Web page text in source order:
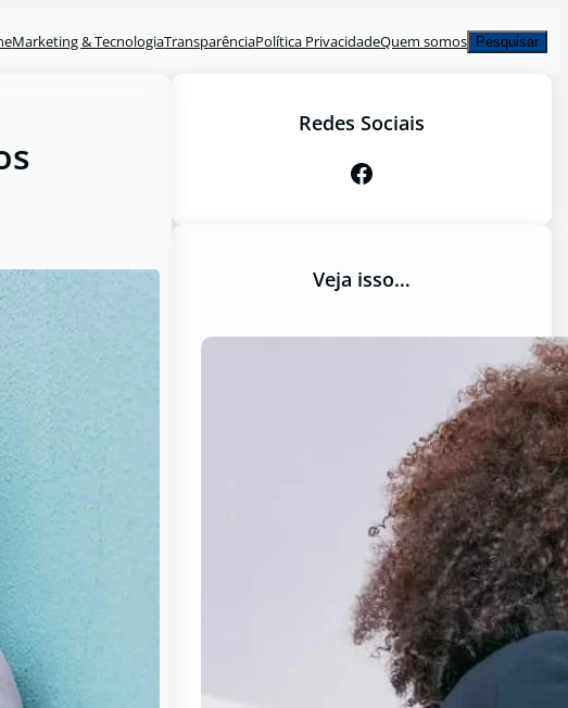
Marketing & TecnologiaTransparênciaPolítica PrivacidadeQuem somosPesquisar
Pesquisar
Redes Sociais
Facebook
Veja isso…